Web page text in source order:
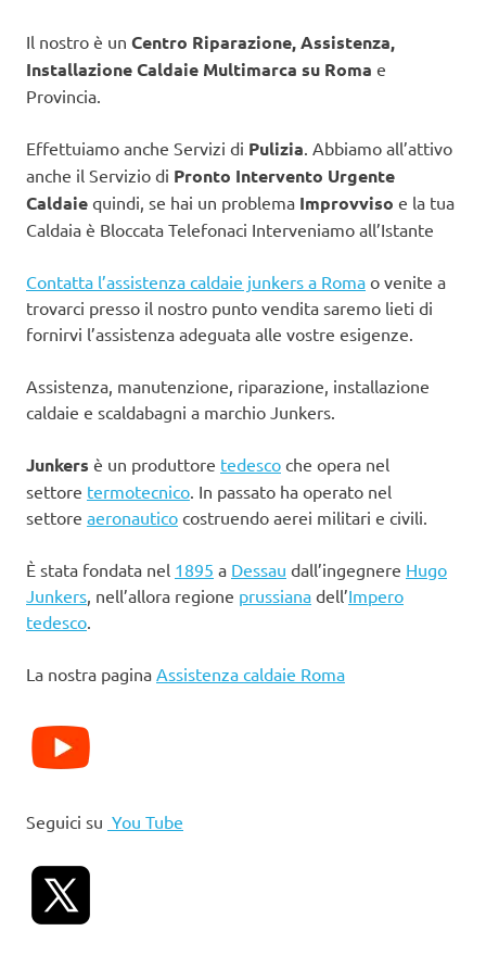
Il nostro è un Centro Riparazione, Assistenza,
Installazione Caldaie Multimarca su Roma e
Provincia.
Effettuiamo anche Servizi di Pulizia . Abbiamo all’attivo
anche il Servizio di Pronto Intervento Urgente
Caldaie quindi, se hai un problema Improvviso e la tua
Caldaia è Bloccata Telefonaci Interveniamo all’Istante
Contatta l’assistenza caldaie junkers a Roma o venite a
trovarci presso il nostro punto vendita saremo lieti di
fornirvi l’assistenza adeguata alle vostre esigenze.
Assistenza, manutenzione, riparazione, installazione
caldaie e scaldabagni a marchio Junkers.
Junkers è un produttore tedesco che opera nel
settore termotecnico . In passato ha operato nel
settore aeronautico costruendo aerei militari e civili.
È stata fondata nel 1895 a Dessau dall’ingegnere Hugo
Junkers , nell’allora regione prussiana dell’Impero
tedesco
La nostra pagina Assistenza caldaie Roma
Seguici su You Tube